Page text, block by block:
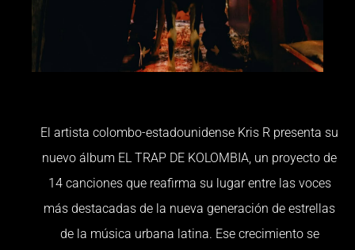
El artista colombo-estadounidense Kris R presenta su
nuevo álbum EL TRAP DE KOLOMBIA, un proyecto de
14 canciones que reafirma su lugar entre las voces
más destacadas de la nueva generación de estrellas
de la música urbana latina. Ese crecimiento se